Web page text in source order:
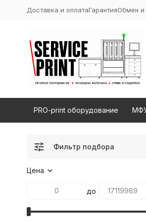
Доставка и оплатаГарантияОбмен и
PRO-print оборудование
Фильтр подбора
Цена
до